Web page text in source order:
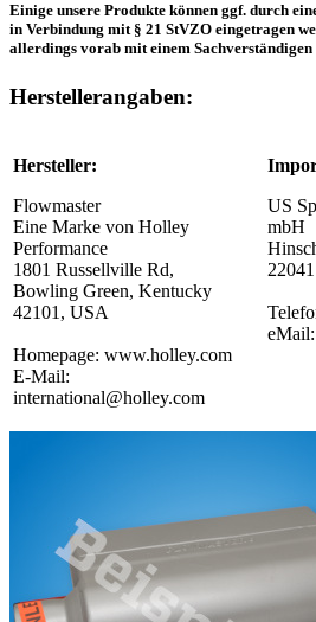
Einige unsere Produkte können ggf. durch
in Verbindung mit § 21 StVZO eingetragen
allerdings vorab mit einem
Herstellerangaben:
Hersteller:
Flowmaster
Eine Marke von Holley
Performance
1801 Russellville Rd,
Bowling Green, Kentucky
42101, USA
Homepage: www.holley.com
E-Mail:
international@holley.com
US
mbH
eMail: